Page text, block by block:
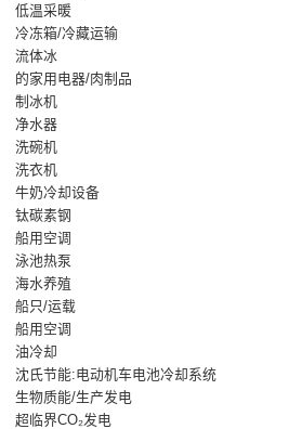
低温采暖
冷冻箱/冷藏运输
流体冰
的家用电器/肉制品
制冰机
净水器
洗碗机
洗衣机
牛奶冷却设备
钛碳素钢
船用空调
泳池热泵
海水养殖
船只/运载
船用空调
油冷却
沈氏节能:电动机车电池冷却系统
生物质能/生产发电
超临界CO₂发电